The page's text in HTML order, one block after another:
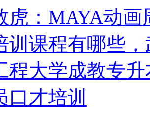
虎：MAYA动画
训课程有哪些
程大学成教专
口才培训